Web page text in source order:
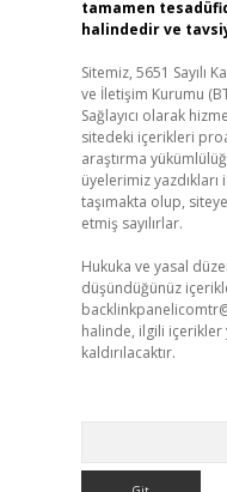
tamamen
halindedir ve
Sitemiz, 5651 Sayılı
ve İletişim Kurumu
Sağlayıcı olarak
sitedeki içerikleri
araştırma
üyelerimiz
taşımakta olup,
etmiş sayılırlar.
Hukuka ve yasal
düşündüğünüz
halinde, ilgili
kaldırılacaktır.